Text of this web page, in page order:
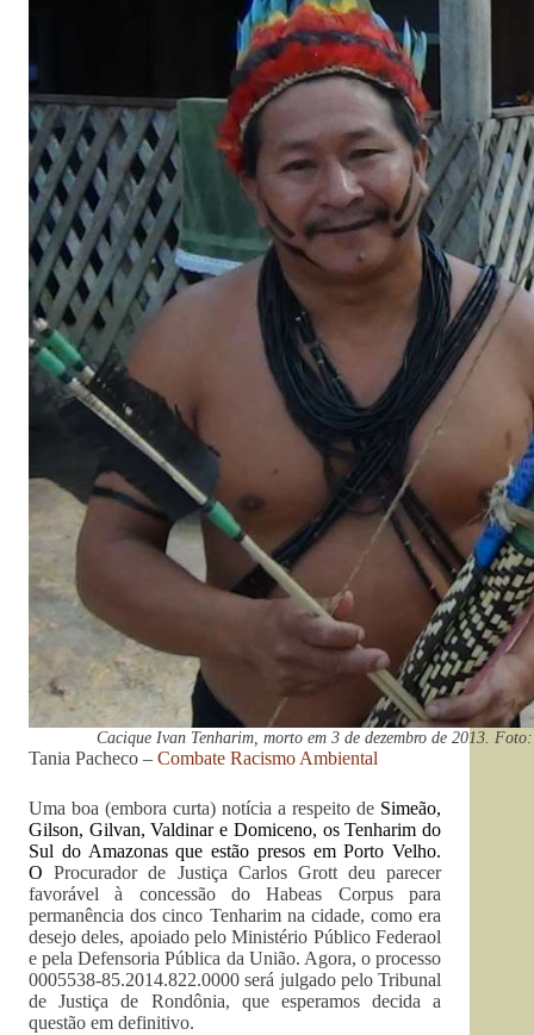
Cacique Ivan Tenharim, morto em 3 de dezembro de 2013.
Tania Pacheco – Combate Racismo Ambiental
Uma boa (embora curta) notícia a respeito de Simeão,
Gilson, Gilvan, Valdinar e Domiceno, os Tenharim do
Sul do Amazonas que estão presos em Porto Velho.
OProcurador de Justiça Carlos Grott deu parecer
favorável à concessão do Habeas Corpus para
permanência dos cinco Tenharim na cidade, como era
desejo deles, apoiado pelo Ministério Público Federaol
e pela Defensoria Pública da União. Agora, o processo
0005538-85.2014.822.0000 será julgado pelo Tribunal
de Justiça de Rondônia, que esperamos decida a
questão em definitivo.